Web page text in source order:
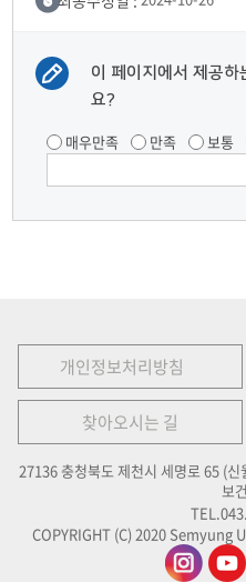
이 페이지에서 제공
요?
매우만족 만족 보통
개인정보처리방침
찾아오시는 길
27136 충청북도 제천시 세명로 65 (
보
COPYRIGHT (C) 2020 Semyung